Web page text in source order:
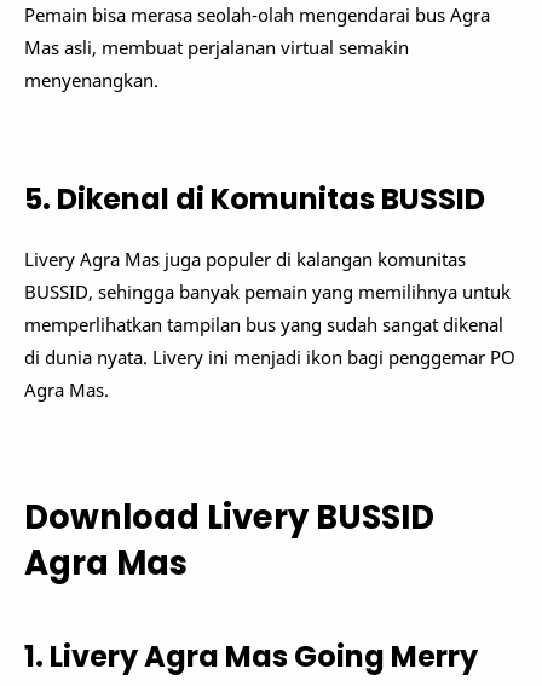
Pemain bisa merasa seolah-olah mengendarai bus Agra
Mas asli, membuat perjalanan virtual semakin
menyenangkan.
5. Dikenal di Komunitas BUSSID
Livery Agra Mas juga populer di kalangan komunitas
BUSSID, sehingga banyak pemain yang memilihnya untuk
memperlihatkan tampilan bus yang sudah sangat dikenal
di dunia nyata. Livery ini menjadi ikon bagi penggemar PO
Agra Mas.
Download Livery BUSSID
Agra Mas
1. Livery Agra Mas Going Merry